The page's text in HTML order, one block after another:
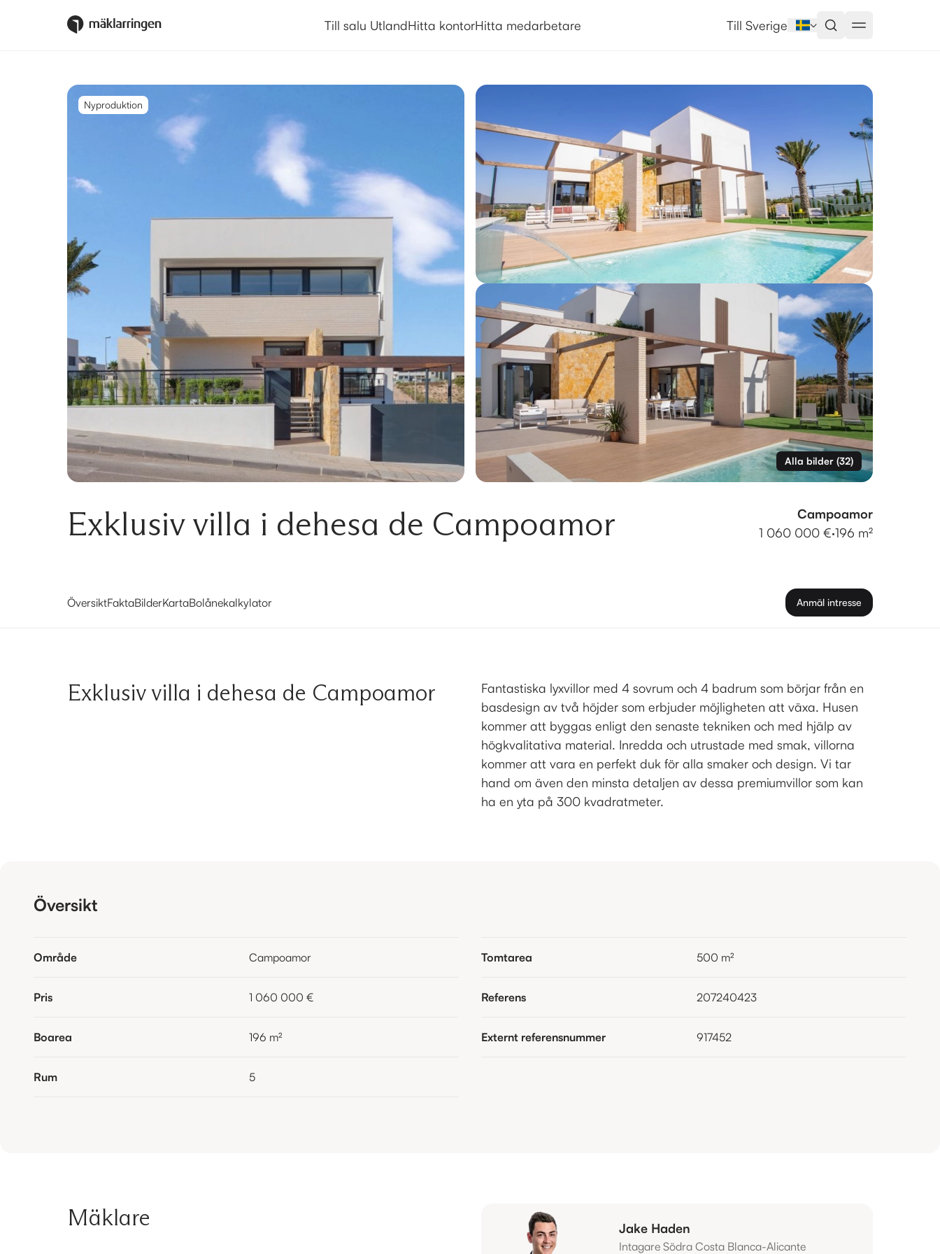
Till salu UtlandHitta kontorHitta medarbetare Till Sverige
Nyproduktion
Alla bilder(32)
Exklusiv villa i dehesa de Campoamor
Campoamor
1 060 000 €·196 m²
ÖversiktFaktaBilderKartaBolånekalkylator Anmäl intresse
Exklusiv villa i dehesa de Campoamor
Fantastiska lyxvillor med 4 sovrum och 4 badrum som börjar från en
basdesign av två höjder som erbjuder möjligheten att växa. Husen
kommer att byggas enligt den senaste tekniken och med hjälp av
högkvalitativa material. Inredda och utrustade med smak, villorna
kommer att vara en perfekt duk för alla smaker och design. Vi tar
hand om även den minsta detaljen av dessa premiumvillor som kan
ha en yta på 300 kvadratmeter.
Översikt
Område Campoamor
Pris 1 060 000 €
Boarea 196 m²
Rum 5
Tomtarea 500 m²
Referens 207240423
Externt referensnummer 917452
Mäklare Jake Haden
Intagare Södra Costa Blanca-Alicante